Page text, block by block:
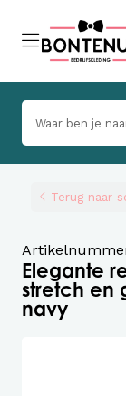
Terug naar
Elegante
stretch en
navy